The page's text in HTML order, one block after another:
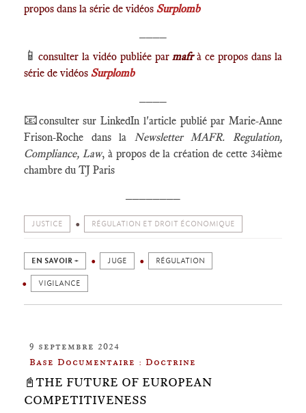
propos dans la série de vidéos Surplomb
📱 consulter la vidéo publiée parmafrà ce propos dans la
série de vidéos Surplomb
📧consulter sur LinkedIn l'article publié par Marie-Anne
Frison-Roche dans la Newsletter MAFR. Regulation,
Compliance, Law, à propos de la création de cette 34ième
chambre du TJ Paris
JUSTICE RÉGULATION ET DROIT ÉCONOMIQUE
EN SAVOIR + JUGE RÉGULATION
VIGILANCE
9 septembre 2024
Base Documentaire : Doctrine
📓THE FUTURE OF EUROPEAN
COMPETITIVENESS